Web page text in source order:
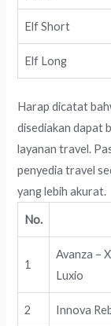
Elf Short
Elf Long
Harap dicatat
disediakan dapat
layanan travel.
penyedia travel
yang lebih akurat.
No.
1
Avanza –
Luxio
2 Innova